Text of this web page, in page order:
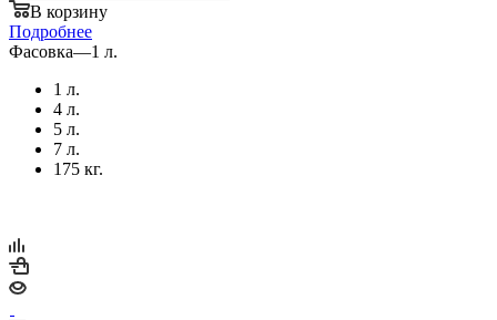
В корзину
Подробнее
Фасовка—1 л.
1 л.
4 л.
5 л.
7 л.
175 кг.